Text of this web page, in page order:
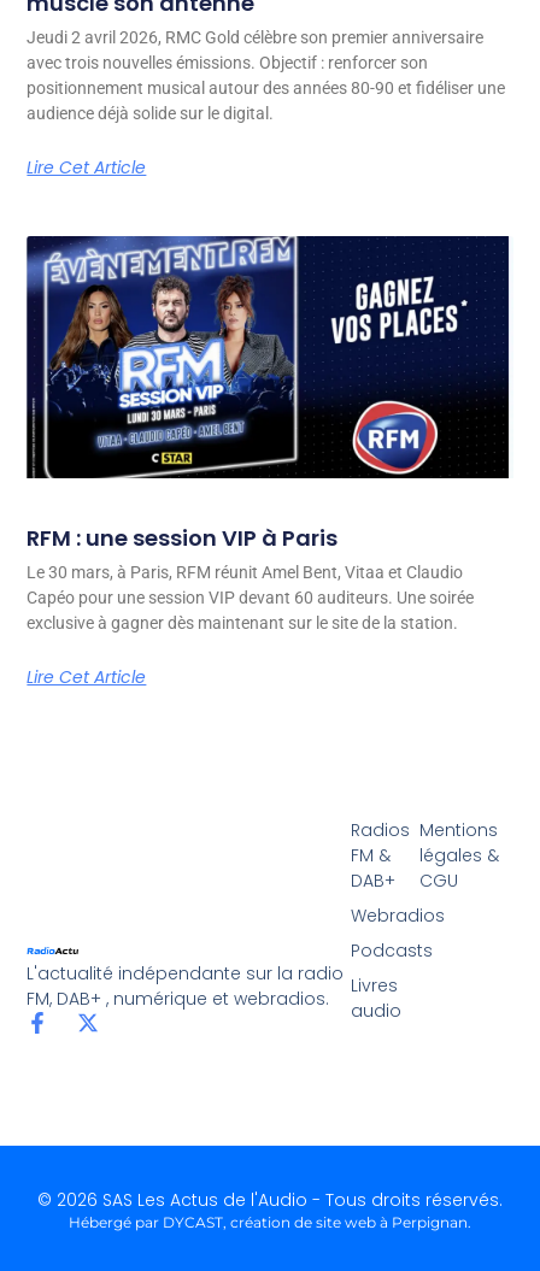
Jeudi 2 avril 2026, RMC Gold célèbre son premier anniversaire
avec trois nouvelles émissions. Objectif : renforcer son
positionnement musical autour des années 80-90 et fidéliser une
audience déjà solide sur le digital.
Lire Cet Article
RFM : une session VIP à Paris
Le 30 mars, à Paris, RFM réunit Amel Bent, Vitaa et Claudio
Capéo pour une session VIP devant 60 auditeurs. Une soirée
exclusive à gagner dès maintenant sur le site de la station.
Lire Cet Article
L'actualité indépendante sur la radio
FM, DAB+ , numérique et webradios.
Radios
FM &
DAB+
Webradios
Podcasts
Livres
audio
Mentions
légales &
CGU
© 2026 SAS Les Actus de l'Audio - Tous droits réservés.
Hébergé par DYCAST, création de site web à Perpignan.